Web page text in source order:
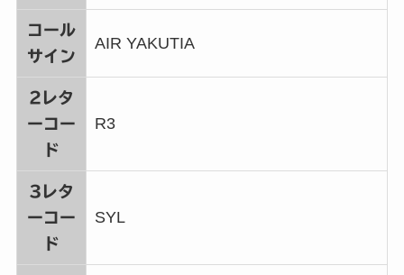
コール
サイン
AIR YAKUTIA
2レタ
ーコー
ド
R3
3レタ
ーコー
ド
SYL